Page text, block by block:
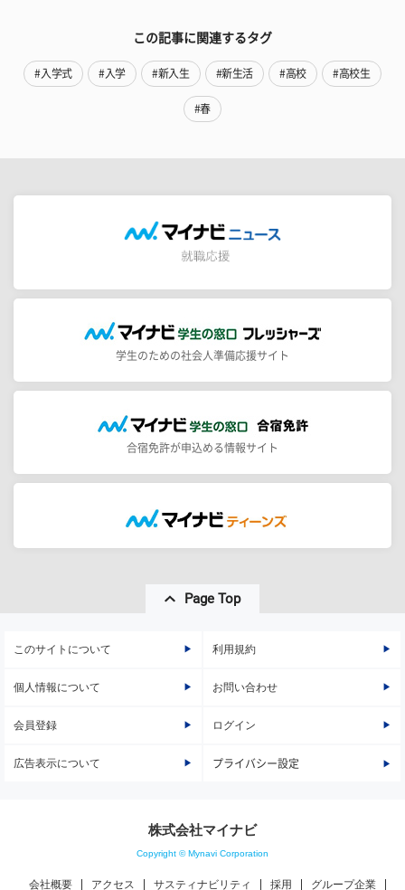
この記事に関連するタグ
#入学式 #入学 #新入生 #新生活 #高校 #高校生
#春
学生のための社会人準備応援サイト
合宿免許が申込める情報サイト
Page Top
このサイトについて 利用規約
個人情報について お問い合わせ
会員登録 ログイン
広告表示について プライバシー設定
株式会社マイナビ
Copyright © Mynavi Corporation
会社概要 アクセス サスティナビリティ 採用 グループ企業